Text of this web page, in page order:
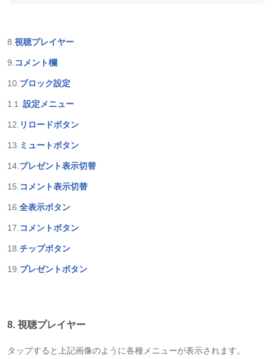
8. 視聴プレイヤー
9. コメント欄
10. ブロック設定
1１. 設定メニュー
12. リロードボタン
13. ミュートボタン
14. プレゼント表示切替
15. コメント表示切替
16. 全表示ボタン
17. コメントボタン
18. チップボタン
19. プレゼントボタン
8. 視聴プレイヤー
タップすると上記画像のように各種メニューが表示されます。